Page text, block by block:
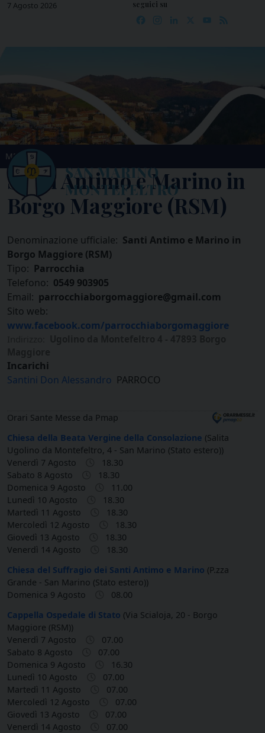
Skip7 Agosto 2026 seguici su
Facebook
Instagram
LinkedIn YouTube
MENU
Santi Antimo e Marino in
Borgo Maggiore (RSM)
Denominazione ufficiale: Santi Antimo e Marino in
Borgo Maggiore (RSM)
Tipo: Parrocchia
Telefono: 0549 903905
Email: parrocchiaborgomaggiore@gmail.com
Sito web:
www.facebook.com/parrocchiaborgomaggiore
Incarichi
Santini Don Alessandro PARROCO
Orari Sante Messe da Pmap
Chiesa della Beata Vergine della Consolazione (Salita
Ugolino da Montefeltro, 4 - San Marino (Stato estero))
Venerdì 7 Agosto
18.30
Sabato 8 Agosto
18.30
Domenica 9 Agosto
11.00
Lunedì 10 Agosto
18.30
Martedì 11 Agosto
18.30
Mercoledì 12 Agosto
18.30
Giovedì 13 Agosto
18.30
Venerdì 14 Agosto
18.30
Chiesa del Suffragio dei Santi Antimo e Marino (P.zza
Grande - San Marino (Stato estero))
Domenica 9 Agosto
08.00
Cappella Ospedale di Stato (Via Scialoja, 20 - Borgo
Maggiore (RSM))
Venerdì 7 Agosto
07.00
Sabato 8 Agosto
07.00
Domenica 9 Agosto
16.30
Lunedì 10 Agosto
07.00
Martedì 11 Agosto
07.00
Mercoledì 12 Agosto
07.00
Giovedì 13 Agosto
07.00
Venerdì 14 Agosto
07.00